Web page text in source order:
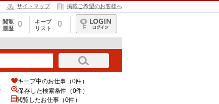
サイトマップ 掲載ご希望のお客様へ
閲覧
履歴
0
キープ
リスト
0
ログイン
キープ中のお仕事（0件）
保存した検索条件（0件）
閲覧したお仕事（0件）